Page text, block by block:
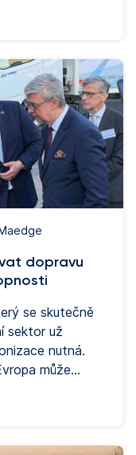
dopravu
se skutečně
sektor už
nutná.
může